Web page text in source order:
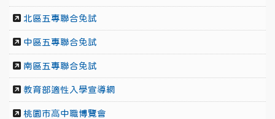
北區五專聯合免試
中區五專聯合免試
南區五專聯合免試
教育部適性入學宣導網
桃園市高中職博覽會